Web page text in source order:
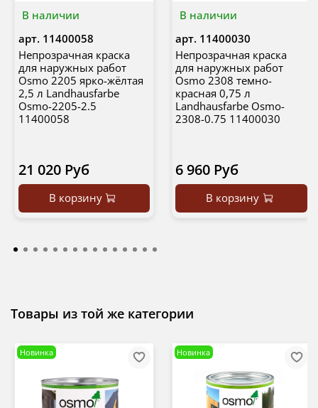
В наличии
арт. 11400058
Непрозрачная краска
для наружных работ
Osmo 2205 ярко-жёлтая
2,5 л Landhausfarbe
Osmo-2205-2.5
11400058
21 020 Руб
В корзину
В наличии
арт. 11400030
Непрозрачная краска
для наружных работ
Osmo 2308 темно-
красная 0,75 л
Landhausfarbe Osmo-
2308-0.75 11400030
6 960 Руб
В корзину
Товары из той же категории
Новинка Новинка